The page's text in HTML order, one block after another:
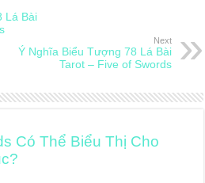
Lá Bài
Next
Ý Nghĩa Biểu Tượng 78 Lá Bài
Tarot – Five of Swords
Có Thể Biểu Thị Cho